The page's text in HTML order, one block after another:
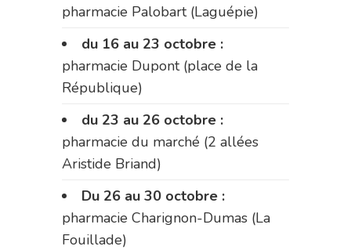
pharmacie Palobart (Laguépie)
du 16 au 23 octobre :
pharmacie Dupont (place de la
République)
du 23 au 26 octobre :
pharmacie du marché (2 allées
Aristide Briand)
Du 26 au 30 octobre :
pharmacie Charignon-Dumas (La
Fouillade)